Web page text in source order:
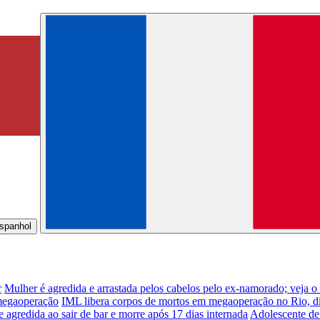
Mulher é agredida e arrastada pelos cabelos pelo ex-namorado; veja
IML libera corpos de mortos em megaoperação no Rio,
ao sair de bar e morre após 17 dias internada Adolescente